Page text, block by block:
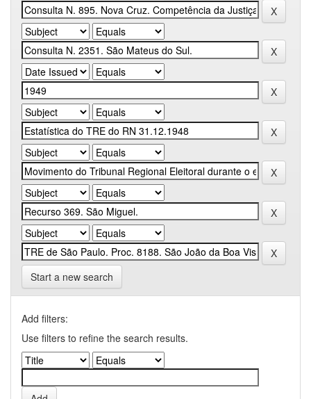
Start a new search
Add filters:
Use filters to refine the search results.